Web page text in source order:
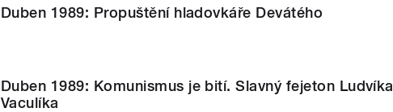
Duben 1989: Propuštění hladovkáře Devátého
Duben 1989: Komunismus je bití. Slavný fejeton Ludvíka
Vaculíka